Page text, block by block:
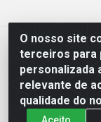
O nosso site
terceiros para
personalizada
relevante de
qualidade do
Aceito
Deskontão
Imbiribeira -